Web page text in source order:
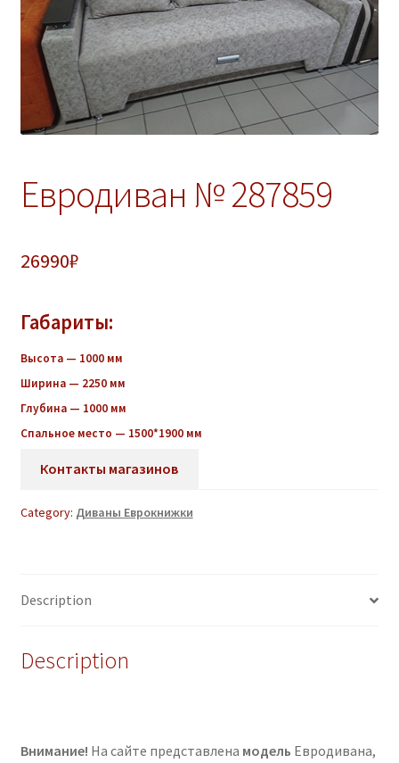
е
н
н
м
Евродиван № 287859
26990₽
Габариты:
Высота — 1000 мм
Ширина — 2250 мм
Глубина — 1000 мм
Спальное место — 1500*1900 мм
Контакты магазинов
Category: Диваны Еврокнижки
Description
Description
Внимание! На сайте представлена модель Евродивана,